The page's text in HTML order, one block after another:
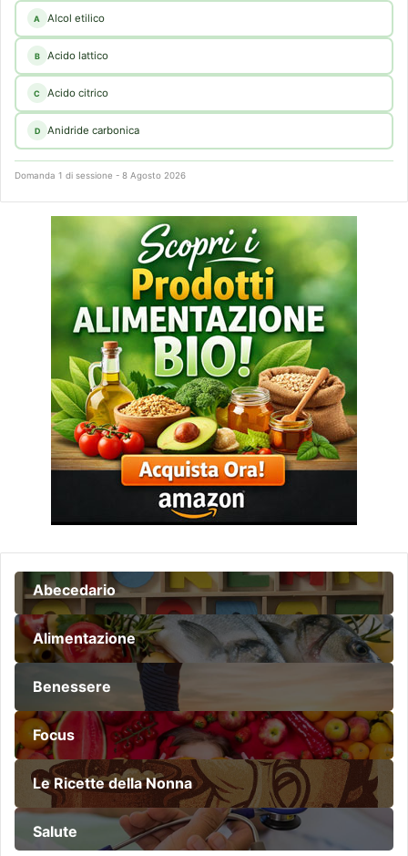
A Alcol etilico
B Acido lattico
C Acido citrico
D Anidride carbonica
Domanda 1 di sessione - 8 Agosto 2026
Abecedario
Alimentazione
Benessere
Focus
Le Ricette della Nonna
Salute